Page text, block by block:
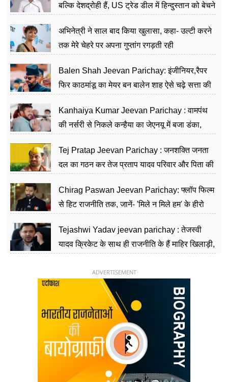
बल्कि देशद्रोही हैं, US ट्रेड डील में हिन्दुस्तान को बेचने
अभिनेत्री ने साल बाद किया खुलासा, कहा- उल्टी करने
तक मेरे चेहरे पर अपना गुप्तांग रगड़ती रही
Balen Shah Jeevan Parichay: इंजीनियर,रैपर
फिर काठमांडू का मेयर बन बालेन शाह ऐसे चढ़े सत्ता की
Kanhaiya Kumar Jeevan Parichay : वामपंथ
की नर्सरी से निकले कन्हैया का जेएनयू में बजा डंका,
Tej Pratap Jeevan Parichay : जनशक्ति जनता
दल का गठन कर तेज प्रताप यादव परिवार और पिता की
Chirag Paswan Jeevan Parichay: फ्लॉप फिल्म
से हिट राजनीति तक, जानें- 'मिले न मिले हम' के हीरो
Tejashwi Yadav jeevan parichay : तेजस्वी
यादव क्रिकेट के साथ ही राजनीति के हैं माहिर खिलाड़ी,
ADVERTISEMENT